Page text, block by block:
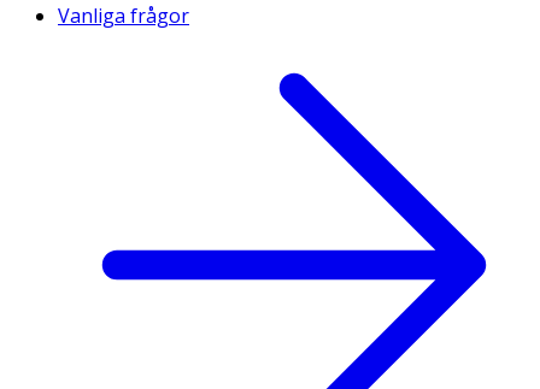
Vanliga frågor